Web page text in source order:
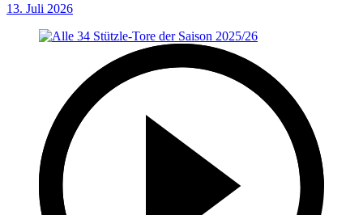
13. Juli 2026